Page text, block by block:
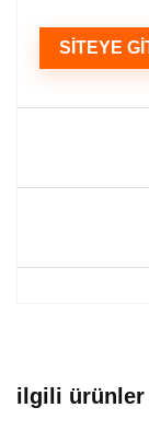
SITEYE
ilgili ürünler